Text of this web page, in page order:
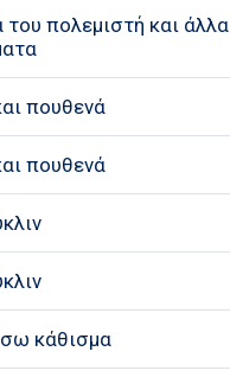
του πολεμιστή και άλλα
πουθενά
πουθενά
κάθισμα